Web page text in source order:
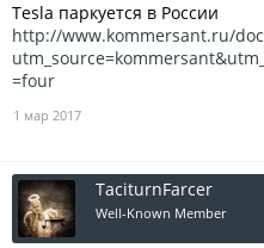
Tesla паркуется в России
http://www.kommersant.ru/
=four
1 мар 2017
TaciturnFarcer
Well-Known Member